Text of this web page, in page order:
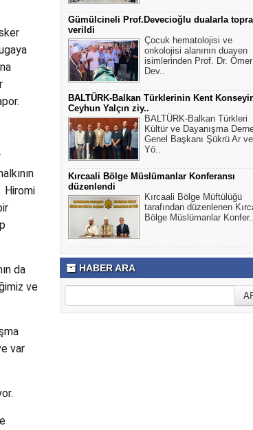
Hiromi
da
ve
var
Gümülcineli Prof.Devecioğlu dualarla
verildi
Çocuk hematolojisi ve
onkolojisi alanının duayen
isimlerinden Prof. Dr. Ömer
Dev..
BALTÜRK-Balkan Türklerinin Kent
Ceyhun Yalçın ziy..
BALTÜRK-Balkan Türkleri
Kültür ve Dayanışma
Genel Başkanı Şükrü Ar ve
Yö..
Kırcaali Bölge Müslümanlar Konferansı
düzenlendi
Kırcaali Bölge Müftülüğü
tarafından düzenlenen
Bölge Müslümanlar Konfer..
HABER ARA